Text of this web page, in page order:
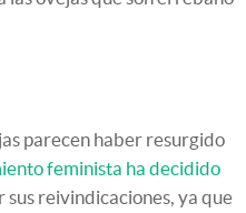
parecen haber resurgido
feminista ha decidido
sus reivindicaciones, ya que